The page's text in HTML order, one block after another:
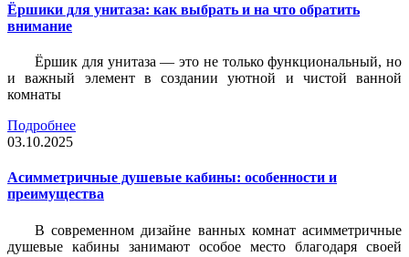
Ёршики для унитаза: как выбрать и на что обратить
внимание
Ёршик для унитаза — это не только функциональный, но
и важный элемент в создании уютной и чистой ванной
комнаты
Подробнее
03.10.2025
Асимметричные душевые кабины: особенности и
преимущества
В современном дизайне ванных комнат асимметричные
душевые кабины занимают особое место благодаря своей